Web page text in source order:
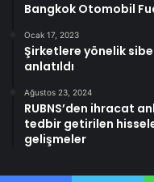
Bangkok Otomobil
Ocak 17, 2023
Şirketlere yönelik
anlatıldı
Ağustos 23, 2024
RUBNS’den ihracat
tedbir getirilen
gelişmeler